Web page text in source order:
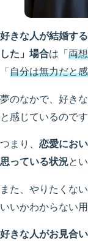
好きな人が結婚す
した」場合は「両
「自分は無力だと
夢のなかで、好き
と感じているのです
つまり、 恋愛にお
思っている状況と
また、やりたくな
いいかわからない
好きな人がお見合